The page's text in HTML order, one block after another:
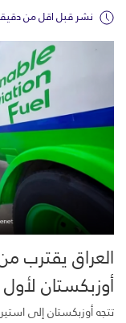
نشر قبل اقل من
العراق يقترب
أوزبكستان
تتجه أوزبكستان إلى